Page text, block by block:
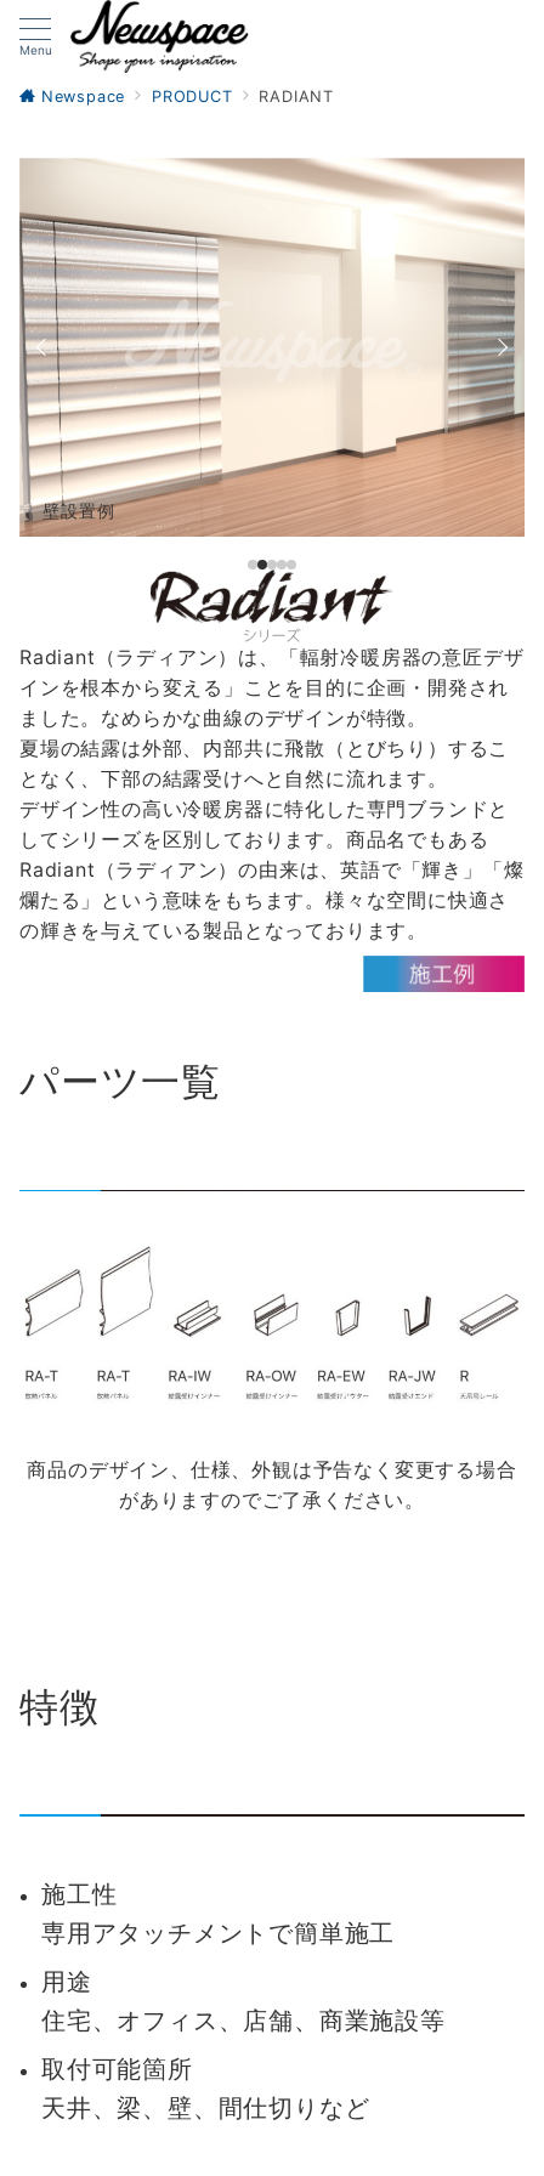
Menu
Newspace PRODUCT RADIANT
壁設置例
Radiant（ラディアン）は、「輻射冷暖房器の意匠デザ
インを根本から変える」ことを目的に企画・開発され
ました。なめらかな曲線のデザインが特徴。
夏場の結露は外部、内部共に飛散（とびちり）するこ
となく、下部の結露受けへと自然に流れます。
デザイン性の高い冷暖房器に特化した専門ブランドと
してシリーズを区別しております。商品名でもある
Radiant（ラディアン）の由来は、英語で「輝き」「燦
爛たる」という意味をもちます。様々な空間に快適さ
の輝きを与えている製品となっております。
パーツ一覧
商品のデザイン、仕様、外観は予告なく変更する場合
がありますのでご了承ください。
特徴
施工性
専用アタッチメントで簡単施工
用途
住宅、オフィス、店舗、商業施設等
取付可能箇所
天井、梁、壁、間仕切りなど